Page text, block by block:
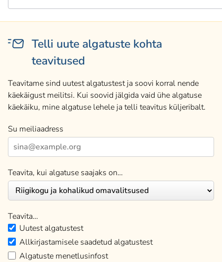
Telli uute algatuste kohta
teavitused
Teavitame sind uutest algatustest ja soovi korral nende
käekäigust meilitsi. Kui soovid jälgida vaid ühe algatuse
käekäiku, mine algatuse lehele ja telli teavitus küljeribalt.
Su meiliaadress
Teavita, kui algatuse saajaks on…
Teavita…
Uutest algatustest
Allkirjastamisele saadetud algatustest
Algatuste menetlusinfost